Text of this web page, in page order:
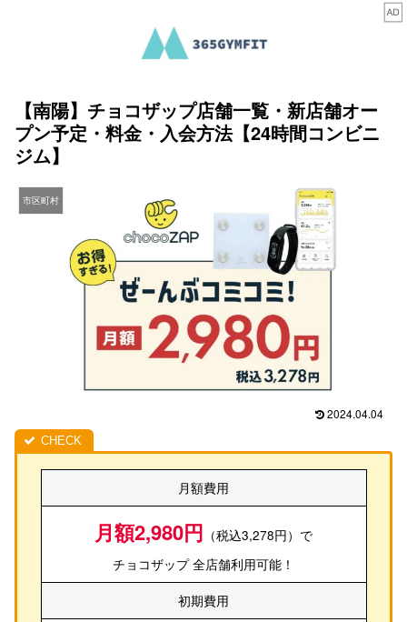
【南陽】チョコザップ店舗一覧・新店舗オー
プン予定・料金・入会方法【24時間コンビニ
ジム】
市区町村
2024.04.04
月額費用
月額2,980円 （税込3,278円）で
チョコザップ 全店舗利用可能！
初期費用